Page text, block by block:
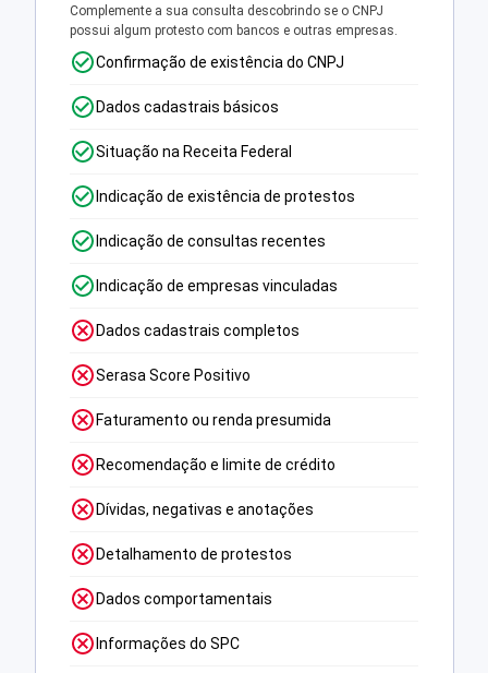
Complemente a sua consulta descobrindo se o CNPJ
possui algum protesto com bancos e outras empresas.
Confirmação de existência do CNPJ
Dados cadastrais básicos
Situação na Receita Federal
Indicação de existência de protestos
Indicação de consultas recentes
Indicação de empresas vinculadas
Dados cadastrais completos
Serasa Score Positivo
Faturamento ou renda presumida
Recomendação e limite de crédito
Dívidas, negativas e anotações
Detalhamento de protestos
Dados comportamentais
Informações do SPC